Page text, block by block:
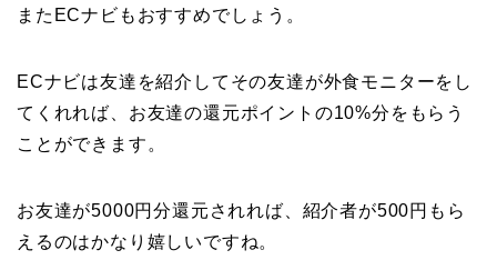
またECナビもおすすめでしょう。
ECナビは友達を紹介してその友達が外食モニターをし
てくれれば、お友達の還元ポイントの10%分をもらう
ことができます。
お友達が5000円分還元されれば、紹介者が500円もら
えるのはかなり嬉しいですね。